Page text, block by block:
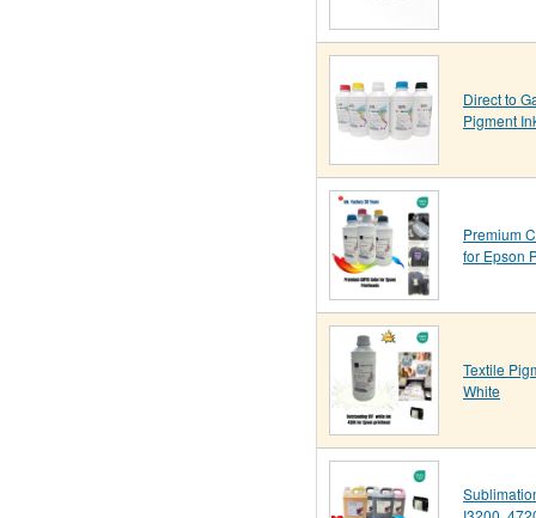
Direct to
Pigment
Premium
for Epson
Textile
White